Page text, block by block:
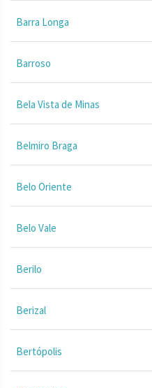
Barra Longa
Barroso
Bela Vista de Minas
Belmiro Braga
Belo Oriente
Belo Vale
Berilo
Berizal
Bertópolis